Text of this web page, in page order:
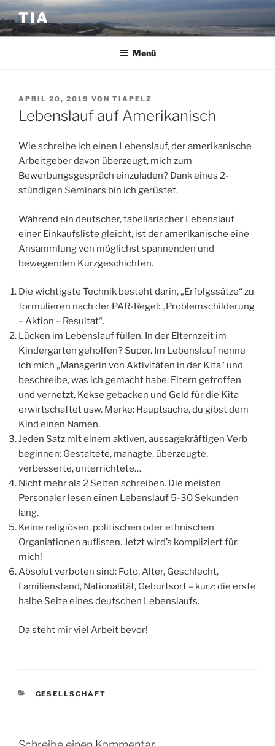
Zum
Inhalt
springen
TIA
Menü
VERÖFFENTLICHT
AM
APRIL 20, 2019 VON TIAPELZ
Lebenslauf auf Amerikanisch
Wie schreibe ich einen Lebenslauf, der amerikanische
Arbeitgeber davon überzeugt, mich zum
Bewerbungsgespräch einzuladen? Dank eines 2-
stündigen Seminars bin ich gerüstet.
Während ein deutscher, tabellarischer Lebenslauf
einer Einkaufsliste gleicht, ist der amerikanische eine
Ansammlung von möglichst spannenden und
bewegenden Kurzgeschichten.
Die wichtigste Technik besteht darin, „Erfolgssätze“ zu
formulieren nach der PAR-Regel: „Problemschilderung
– Aktion – Resultat“.
Lücken im Lebenslauf füllen. In der Elternzeit im
Kindergarten geholfen? Super. Im Lebenslauf nenne
ich mich „Managerin von Aktivitäten in der Kita“ und
beschreibe, was ich gemacht habe: Eltern getroffen
und vernetzt, Kekse gebacken und Geld für die Kita
erwirtschaftet usw. Merke: Hauptsache, du gibst dem
Kind einen Namen.
Jeden Satz mit einem aktiven, aussagekräftigen Verb
beginnen: Gestaltete, managte, überzeugte,
verbesserte, unterrichtete…
Nicht mehr als 2 Seiten schreiben. Die meisten
Personaler lesen einen Lebenslauf 5-30 Sekunden
lang.
Keine religiösen, politischen oder ethnischen
Organiationen auflisten. Jetzt wird’s kompliziert für
mich!
Absolut verboten sind: Foto, Alter, Geschlecht,
Familienstand, Nationalität, Geburtsort – kurz: die erste
halbe Seite eines deutschen Lebenslaufs.
Da steht mir viel Arbeit bevor!
KATEGORIEN
GESELLSCHAFT